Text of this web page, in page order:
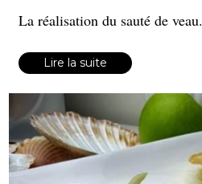
La réalisation du sauté de veau.
Lire la suite